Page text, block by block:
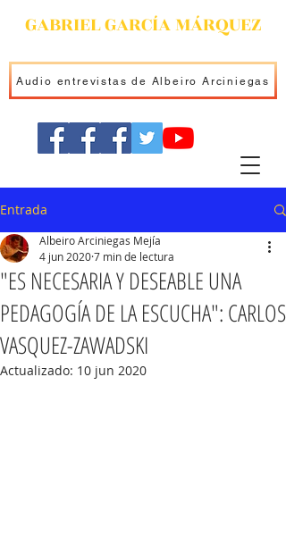
GABRIEL GARCÍA MÁRQUEZ
Audio entrevistas de Albeiro Arciniegas
Entrada
"ES NECESARIA Y DESEABLE UNA
PEDAGOGÍA DE LA ESCUCHA": CARLOS
VASQUEZ-ZAWADSKI
Albeiro Arciniegas Mejía
4 jun 20207 min de lectura
Actualizado: 10 jun 2020